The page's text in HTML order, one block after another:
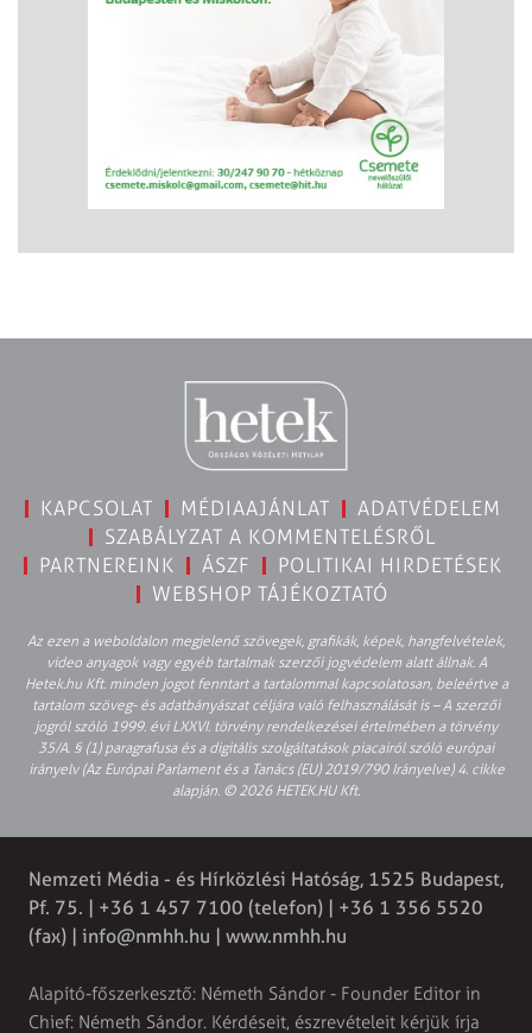
KAPCSOLAT MÉDIAAJÁNLAT
ADATVÉDELEM
SZABÁLYZAT A KOMMENTELÉSRŐL
PARTNEREINK
ÁSZF
POLITIKAI HIRDETÉSEK
WEBSHOP TÁJÉKOZTATÓ
Az ezen a weboldalon megjelenő szövegek, grafikák, képek, hangfelvételek,
video anyagok vagy egyéb tartalmak szerzői jogvédelem alatt állnak. A
Hetek.hu Kft. minden jogot fenntart a tartalommal kapcsolatosan, beleértve a
tartalom szöveg- és adatbányászat céljára való felhasználását is – A szerzői
jogról szóló 1999. évi LXXVI. törvény rendelkezései értelmében a törvény
35/A. § (1) paragrafusa és a digitális szolgáltatások piacairól szóló európai
irányelv (Az Európai Parlament és a Tanács (EU) 2019/790 Irányelve) 4. cikke
alapján. © 2026 HETEK.HU Kft.
Nemzeti Média - és Hírközlési Hatóság, 1525 Budapest,
Pf. 75. | +36 1 457 7100 (telefon) | +36 1 356 5520
(fax) | info@nmhh.hu | www.nmhh.hu
Alapító-főszerkesztő: Németh Sándor - Founder Editor in
Chief: Németh Sándor. Kérdéseit, észrevételeit kérjük írja